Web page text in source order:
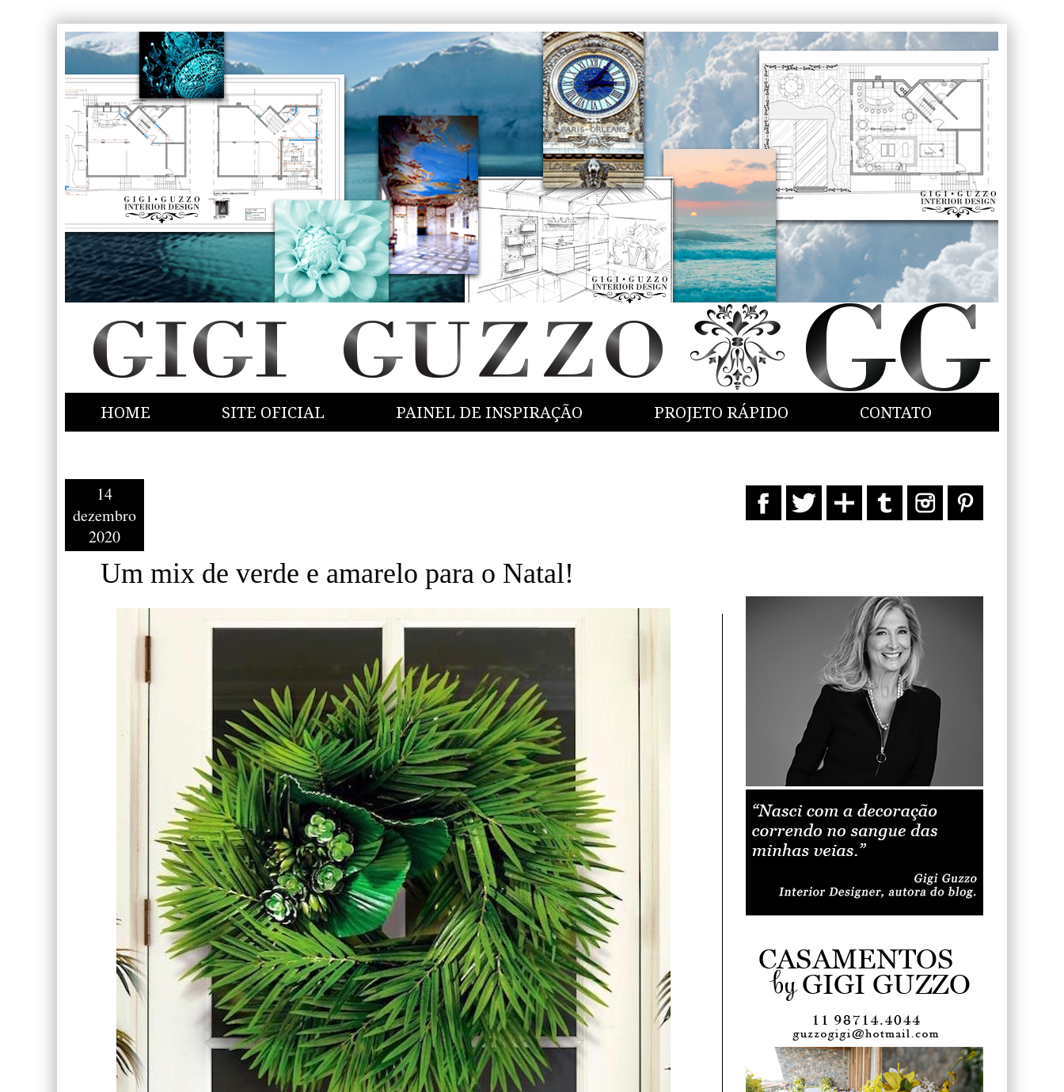
HOME SITE OFICIAL PAINEL DE INSPIRAÇÃO PROJETO RÁPIDO CONTATO
14
dezembro
2020
Um mix de verde e amarelo para o Natal!